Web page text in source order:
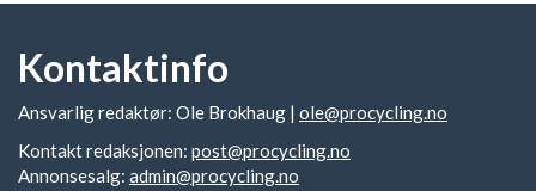
Kontaktinfo
Ansvarlig redaktør: Ole Brokhaug | ole@procycling.no
Kontakt redaksjonen: post@procycling.no
Annonsesalg: admin@procycling.no